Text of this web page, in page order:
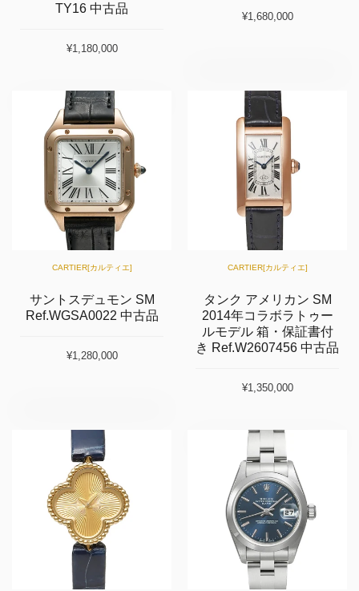
TY16 中古品
¥1,180,000
¥1,680,000
CARTIER[カルティエ]
サントスデュモン SM
Ref.WGSA0022 中古品
¥1,280,000
CARTIER[カルティエ]
タンク アメリカン SM
2014年コラボラトゥー
ルモデル 箱・保証書付
き Ref.W2607456 中古品
¥1,350,000